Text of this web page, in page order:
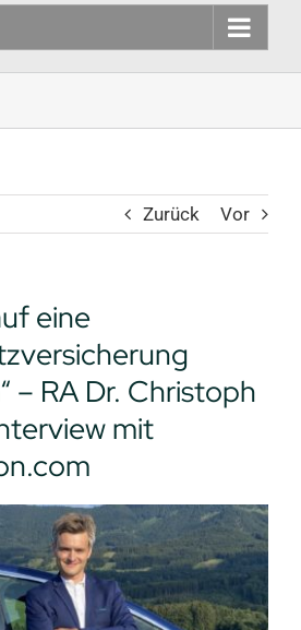
Zurück Vor
eine
– RA Dr. Christoph
mit